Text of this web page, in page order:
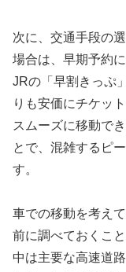
次に、交通手段の
場合は、早期予約
JRの「早割きっぷ
りも安価にチケッ
スムーズに移動で
とで、混雑するピ
す。
車での移動を考え
前に調べておくこ
中は主要な高速道